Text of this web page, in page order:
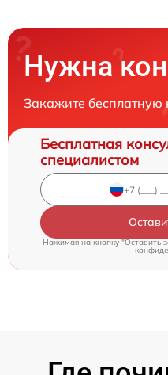
Нужна
Закажите бесплатную
Бесплатная
специалистом
Нажимая на кнопку "Оставить